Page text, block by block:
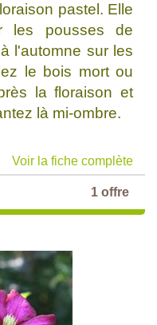
pastel. Elle
les pousses de
l'automne sur les
le bois mort ou
la floraison et
là mi-ombre.
Voir la fiche complète
1 offre